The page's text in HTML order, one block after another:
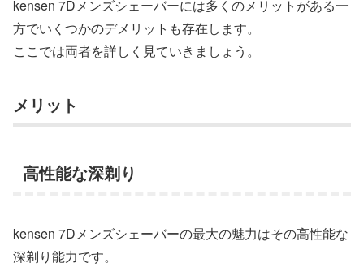
kensen 7Dメンズシェーバーには多くのメリットがある一
方でいくつかのデメリットも存在します。
ここでは両者を詳しく見ていきましょう。
メリット
高性能な深剃り
kensen 7Dメンズシェーバーの最大の魅力はその高性能な
深剃り能力です。